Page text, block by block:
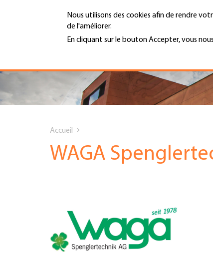
Nous utilisons des cookies afin de rendre
de l'améliorer.
En cliquant sur le bouton Accepter, vous
Hauptnavigation
PORTRAIT
SERVICES
INFOTHÈQUE
JOBS & CARRIÈRE
TROUVER ENTREPRISE
MENU
are
Accueil
WAGA